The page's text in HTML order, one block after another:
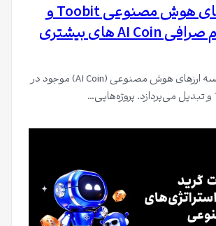
مقایسه ارزهای هوش مصنوعی Toobit و
تبدیل | کدام صرافی AI Coin های بیشتری
این مقاله به مقایسه ارزهای هوش مصنوعی (AI Coin) موجود در